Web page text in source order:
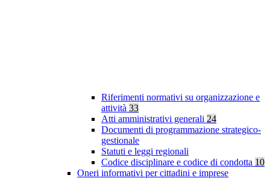
Riferimenti normativi su organizzazione e
attività 33
Atti amministrativi generali 24
Documenti di programmazione strategico-
gestionale
Statuti e leggi regionali
Codice disciplinare e codice di condotta 10
Oneri informativi per cittadini e imprese